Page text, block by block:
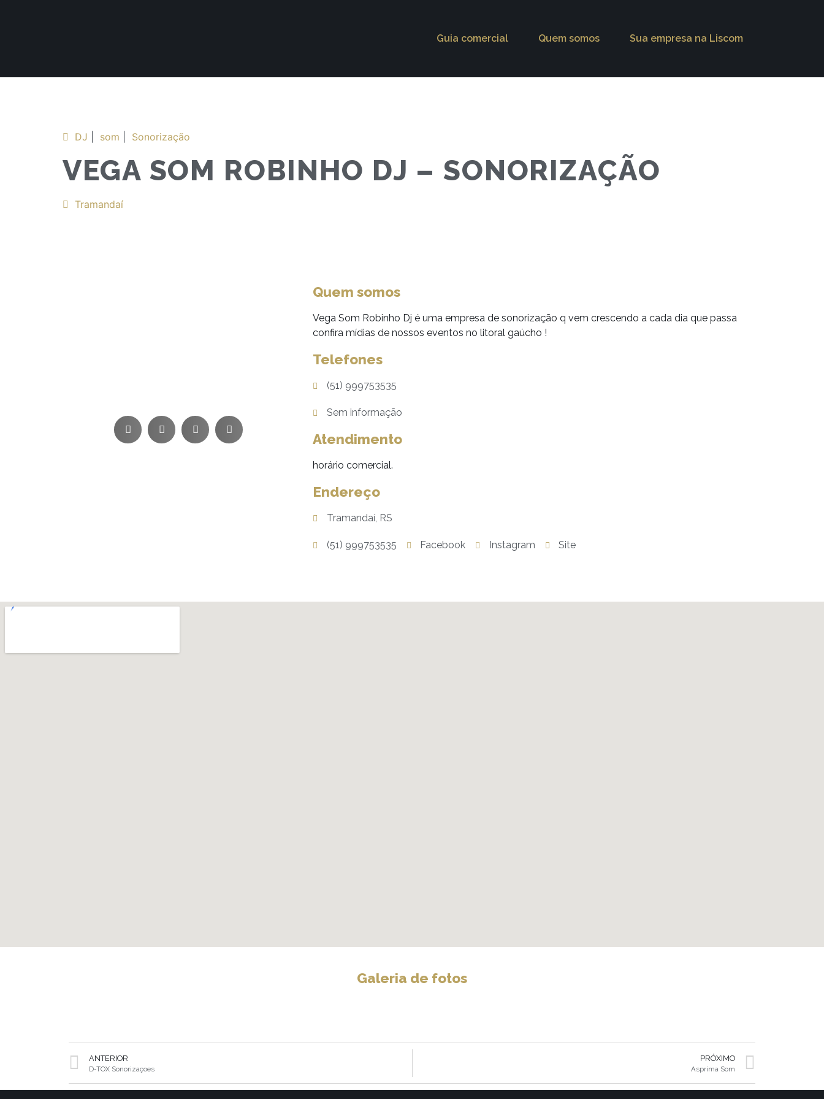
Guia comercial Quem somos Sua empresa na Liscom
DJ som Sonorização
VEGA SOM ROBINHO DJ – SONORIZAÇÃO
Tramandaí
Quem somos
Vega Som Robinho Dj é uma empresa de sonorização q vem crescendo a cada dia que passa
confira mídias de nossos eventos no litoral gaúcho !
Telefones
(51) 999753535
Sem informação
Atendimento
horário comercial.
Endereço
Tramandaí, RS
(51) 999753535 Facebook Instagram Site
Galeria de fotos
ANTERIOR
D-TOX Sonorizaçoes
PRÓXIMO
Asprima Som